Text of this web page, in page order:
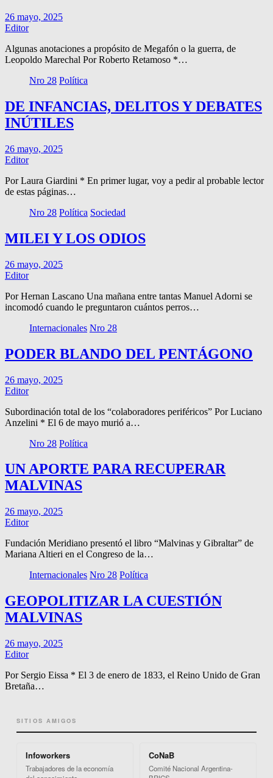
26 mayo, 2025
Editor
Algunas anotaciones a propósito de Megafón o la guerra, de
Leopoldo Marechal Por Roberto Retamoso *…
Nro 28 Política
DE INFANCIAS, DELITOS Y DEBATES
INÚTILES
26 mayo, 2025
Editor
Por Laura Giardini * En primer lugar, voy a pedir al probable lector
de estas páginas…
Nro 28 Política Sociedad
MILEI Y LOS ODIOS
26 mayo, 2025
Editor
Por Hernan Lascano Una mañana entre tantas Manuel Adorni se
incomodó cuando le preguntaron cuántos perros…
Internacionales Nro 28
PODER BLANDO DEL PENTÁGONO
26 mayo, 2025
Editor
Subordinación total de los “colaboradores periféricos” Por Luciano
Anzelini * El 6 de mayo murió a…
Nro 28 Política
UN APORTE PARA RECUPERAR
MALVINAS
26 mayo, 2025
Editor
Fundación Meridiano presentó el libro “Malvinas y Gibraltar” de
Mariana Altieri en el Congreso de la…
Internacionales Nro 28 Política
GEOPOLITIZAR LA CUESTIÓN
MALVINAS
26 mayo, 2025
Editor
Por Sergio Eissa * El 3 de enero de 1833, el Reino Unido de Gran
Bretaña…
SITIOS AMIGOS
Infoworkers
Trabajadores de la economía
CoNaB
Comité Nacional Argentina-